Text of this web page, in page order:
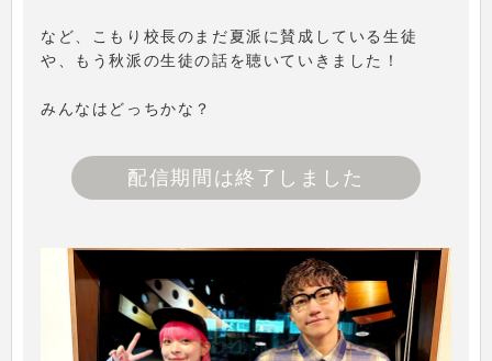
など、こもり校長のまだ夏派に賛成している生徒
や、もう秋派の生徒の話を聴いていきました！
みんなはどっちかな？
配信期間は終了しました